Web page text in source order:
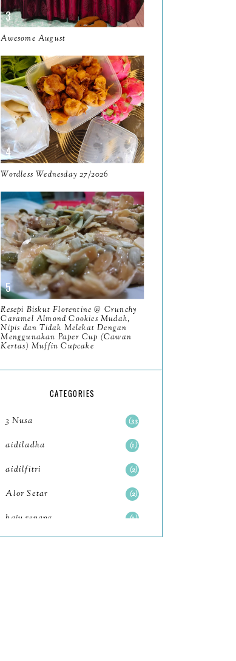
November 12
October
September13
August9
July12
June
May11
April 13
March11
February9
January6
202393
December 11
November8
October11
Awesome August
Wordless Wednesday 27/2026
Resepi Biskut Florentine @ Crunchy
Caramel Almond Cookies Mudah,
Nipis dan Tidak Melekat Dengan
Menggunakan Paper Cup (Cawan
Kertas) Muffin Cupcake
CATEGORIES
3 Nusa 33
aidiladha 1
aidilfitri 2
Alor Setar 2
baju renang 1